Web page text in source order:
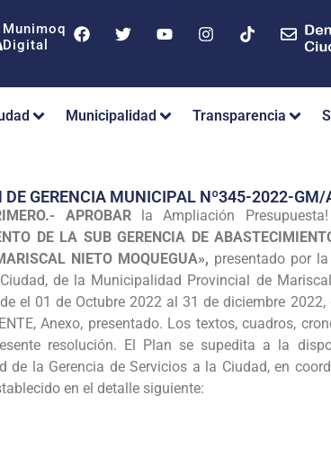
Munimoq
Digital
Municipalidad Transparencia
DE GERENCIA MUNICIPAL Nº345-2022-
APROBAR la Ampliación
DE LA SUB GERENCIA DE
NIETO MOQUEGUA», presentado por
de la Municipalidad Provincial de
el 01 de Octubre 2022 al 31 de diciembre 2022,
Anexo, presentado. Los textos, cuadros,
resolución. El Plan se supedita a la
de la Gerencia de Servicios a la Ciudad, en
en el detalle siguiente: